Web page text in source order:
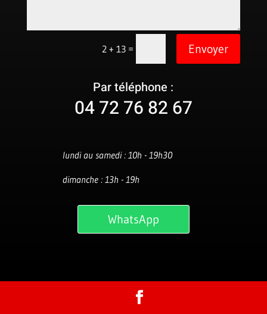
2 + 13 = Envoyer
Par téléphone :
04 72 76 82 67
lundi au samedi : 10h - 19h30
dimanche : 13h - 19h
WhatsApp